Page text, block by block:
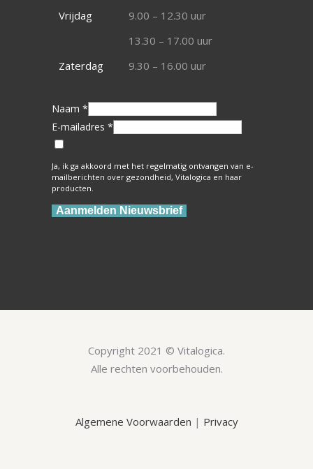
Vrijdag
9.00 – 12.30 uur
13.30 – 17.00 uur
Zaterdag
9.30 – 16.00 uur
Naam *
E-mailadres *
Ja, ik ga akkoord met het regelmatig ontvangen van e-
mailberichten over gezondheid, Vitalogica en haar
producten.
Aanmelden Nieuwsbrief
Copyright 2021 © Vitalogica.
Alle rechten voorbehouden.
Algemene Voorwaarden | Privacy